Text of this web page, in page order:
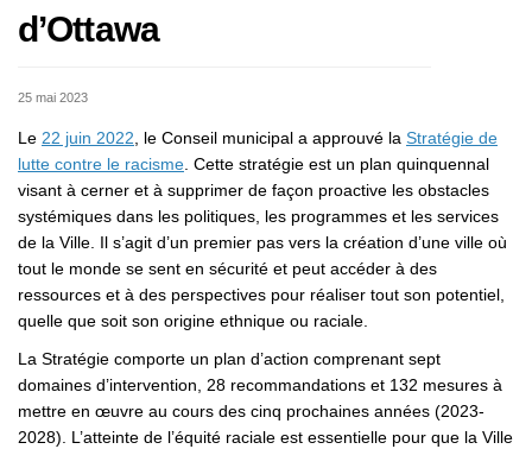
d’Ottawa
25 mai 2023
Le 22 juin 2022 (Liens externes)
, le Conseil municipal a approuvé la Stratégie de
lutte contre le racisme(Liens externes)
. Cette stratégie est un plan quinquennal
visant à cerner et à supprimer de façon proactive les obstacles
systémiques dans les politiques, les programmes et les services
de la Ville. Il s’agit d’un premier pas vers la création d’une ville où
tout le monde se sent en sécurité et peut accéder à des
ressources et à des perspectives pour réaliser tout son potentiel,
quelle que soit son origine ethnique ou raciale.
La Stratégie comporte un plan d’action comprenant sept
domaines d’intervention, 28 recommandations et 132 mesures à
mettre en œuvre au cours des cinq prochaines années (2023-
2028). L’atteinte de l’équité raciale est essentielle pour que la Ville